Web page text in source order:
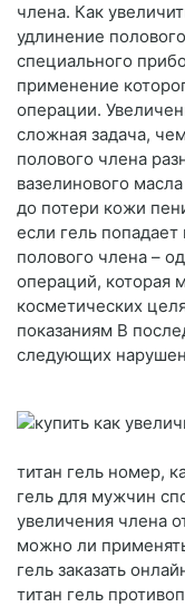
члена. Как
удлинение
специального
применение
операции.
сложная задача,
полового члена
вазелинового
до потери кожи
если гель
полового члена –
операций, которая
косметических
показаниям В
следующих
титан гель номер,
гель для мужчин
увеличения члена
можно ли
гель заказать
титан гель